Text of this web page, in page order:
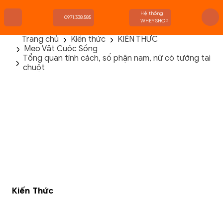
TRANG CHỦ
FLASH SALE
THANH LÝ
0971.338.585
Hệ thống
WHEYSHOP
Trang chủ Kiến thức
KIẾN THỨC
Mẹo Vặt Cuộc Sống
Tổng quan tính cách, số phận nam, nữ có tướng tai
chuột
Kiến Thức